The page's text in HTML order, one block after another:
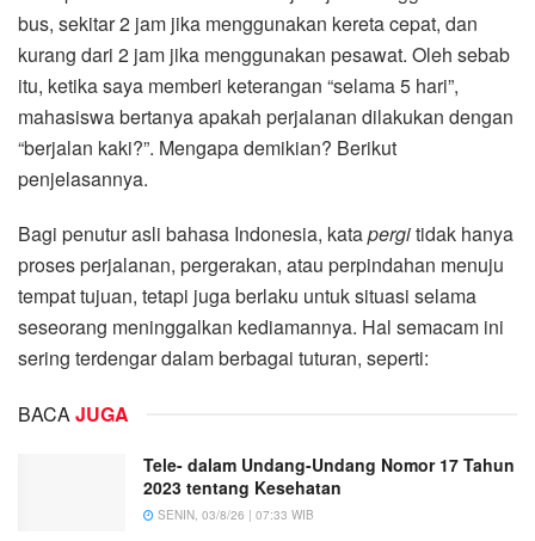
bus, sekitar 2 jam jika menggunakan kereta cepat, dan
kurang dari 2 jam jika menggunakan pesawat. Oleh sebab
itu, ketika saya memberi keterangan “selama 5 hari”,
mahasiswa bertanya apakah perjalanan dilakukan dengan
“berjalan kaki?”. Mengapa demikian? Berikut
penjelasannya.
Bagi penutur asli bahasa Indonesia, katapergitidak hanya
proses perjalanan, pergerakan, atau perpindahan menuju
tempat tujuan, tetapi juga berlaku untuk situasi selama
seseorang meninggalkan kediamannya. Hal semacam ini
sering terdengar dalam berbagai tuturan, seperti:
BACAJUGA
Tele- dalam Undang-Undang Nomor 17 Tahun
2023 tentang Kesehatan
SENIN, 03/8/26 | 07:33 WIB